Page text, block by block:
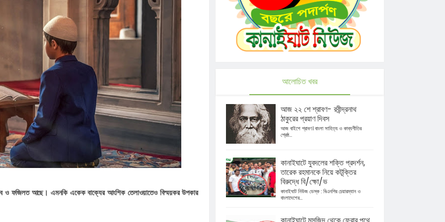
পালনে
আসছেন
সমাবেশ,
জব্দ
ও ফজিলত আছে। এমনকি একেক বাক্যের আংশিক তেলাওয়াতেও বিস্ময়কর উপকার
আলোচিত খবর
আজ ২২ শে শ্রাবণ- রবীন্দ্রনাথ
ঠাকুরের প্রয়াণ দিবস
আজ বাইশে শ্রাবণ। বাংলা সাহিত্য ও কাব্যগীতির
শ্রেষ্ঠ...
কানাইঘাটে যুবদলের শক্তি প্রদর্শন,
তারেক রহমানকে নিয়ে কটূক্তির
বিরুদ্ধে বি/ক্ষো/ভ
কানাইঘাট নিউজ ডেস্ক : বিএনপির চেয়ারম্যান ও
বাংলাদেশের...